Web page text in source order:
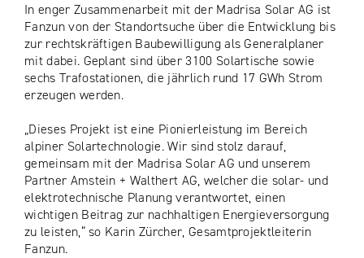
In enger Zusammenarbeit mit der Madrisa Solar AG ist
Fanzun von der Standortsuche über die Entwicklung bis
zur rechtskräftigen Baubewilligung als Generalplaner
mit dabei. Geplant sind über 3100 Solartische sowie
sechs Trafostationen, die jährlich rund 17 GWh Strom
erzeugen werden.
„Dieses Projekt ist eine Pionierleistung im Bereich
alpiner Solartechnologie. Wir sind stolz darauf,
gemeinsam mit der Madrisa Solar AG und unserem
Partner Amstein + Walthert AG, welcher die solar- und
elektrotechnische Planung verantwortet, einen
wichtigen Beitrag zur nachhaltigen Energieversorgung
zu leisten,“ so Karin Zürcher, Gesamtprojektleiterin
Fanzun.